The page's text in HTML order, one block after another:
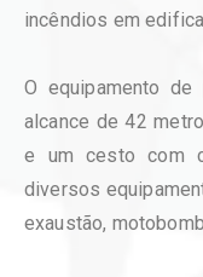
incêndios em
O equipamento
alcance de 42
e um cesto com
diversos
exaustão,